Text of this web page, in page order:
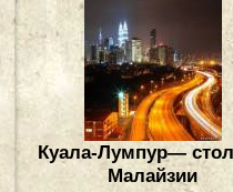
Куала-Лумпур—
Малайзии